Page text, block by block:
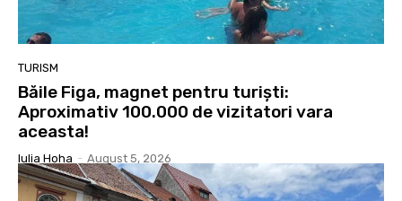
TURISM
Băile Figa, magnet pentru turiști:
Aproximativ 100.000 de vizitatori vara
aceasta!
Iulia Hoha - August 5, 2026